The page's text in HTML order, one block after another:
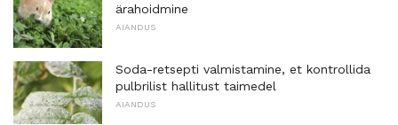
ärahoidmine
AIANDUS
Soda-retsepti valmistamine, et kontrollida
pulbrilist hallitust taimedel
AIANDUS